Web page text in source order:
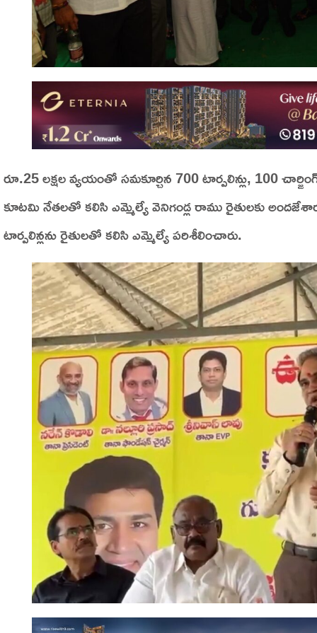
రూ.25 లక్షల వ్యయంతో సమకూర్చిన 700 టార్పలిన్లు, 100
కూటమి నేతలతో కలిసి ఎమ్మెల్యే వెనిగండ్ల రాము రైతులకు
టార్పలిన్లను రైతులతో కలిసి ఎమ్మెల్యే పరిశీలించారు.